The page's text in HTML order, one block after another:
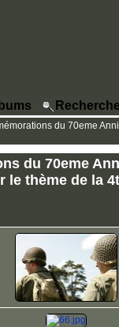
du 70eme
du 70eme
thème de la